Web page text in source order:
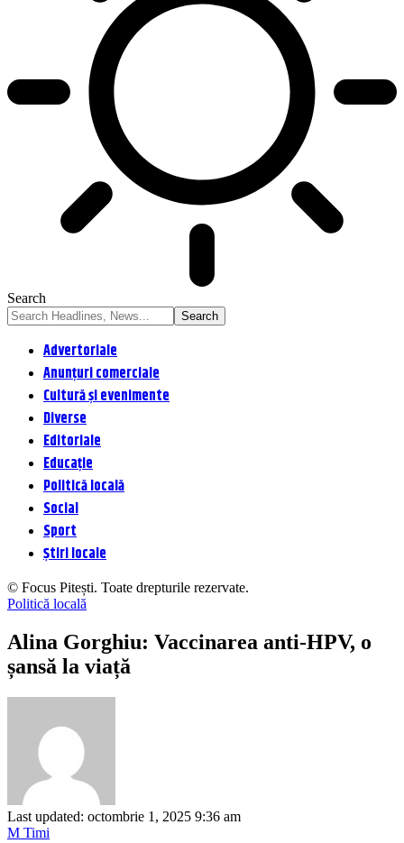
Search
Advertoriale
Anunțuri comerciale
Cultură și evenimente
Diverse
Editoriale
Educație
Politică locală
Social
Sport
Știri locale
© Focus Pitești. Toate drepturile rezervate.
Politică locală
Alina Gorghiu: Vaccinarea anti-HPV, o
șansă la viață
Last updated: octombrie 1, 2025 9:36 am
M Timi